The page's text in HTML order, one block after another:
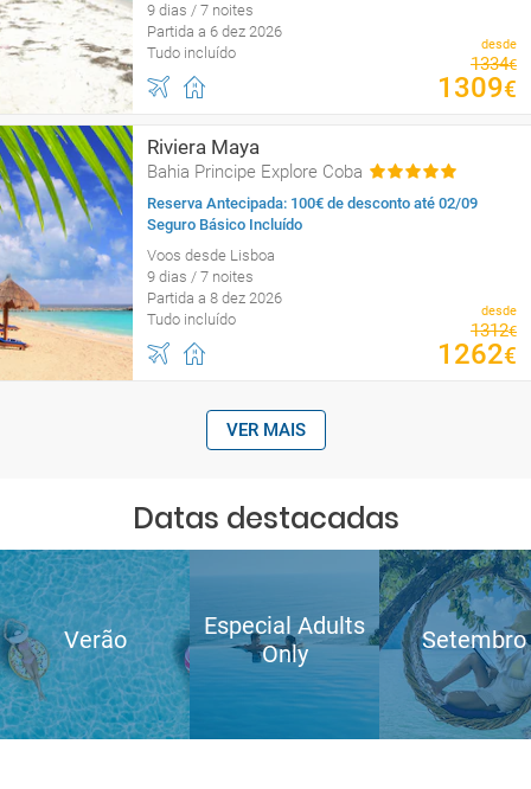
9 dias / 7 noites
Partida a 6 dez 2026
Tudo incluído
desde
1334€
1309€
Riviera Maya
Bahia Principe Explore Coba
Reserva Antecipada: 100€ de desconto até 02/09
Seguro Básico Incluído
Voos desde Lisboa
9 dias / 7 noites
Partida a 8 dez 2026
Tudo incluído
desde
1312€
1262€
VER MAIS
Datas destacadas
Verão
Especial Adults
Only
Setembro